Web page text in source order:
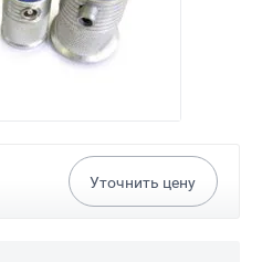
Уточнить цену